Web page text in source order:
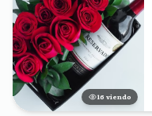
16 viendo